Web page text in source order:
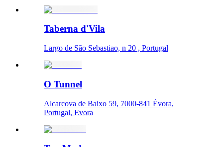
Taberna d'Vila
Largo de São Sebastiao, n 20 , Portugal
O Tunnel
Alcarcova de Baixo 59, 7000-841 Évora,
Portugal, Evora